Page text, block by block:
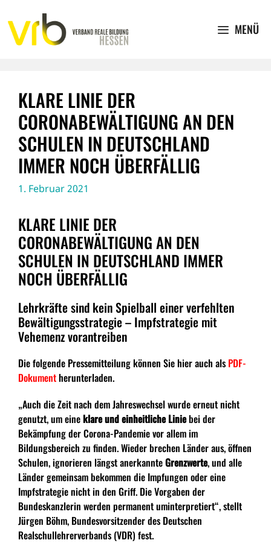
Inhalt
springen
MENÜ
KLARE LINIE DER
CORONABEWÄLTIGUNG AN DEN
SCHULEN IN DEUTSCHLAND
IMMER NOCH ÜBERFÄLLIG
1. Februar 2021
KLARE LINIE DER
CORONABEWÄLTIGUNG AN DEN
SCHULEN IN DEUTSCHLAND IMMER
NOCH ÜBERFÄLLIG
Lehrkräfte sind kein Spielball einer verfehlten
Bewältigungsstrategie – Impfstrategie mit
Vehemenz vorantreiben
Die folgende Pressemitteilung können Sie hier auch als PDF-
Dokumentherunterladen.
„Auch die Zeit nach dem Jahreswechsel wurde erneut nicht
genutzt, um eineklare und einheitliche Liniebei der
Bekämpfung der Corona-Pandemie vor allem im
Bildungsbereich zu finden. Wieder brechen Länder aus, öffnen
Schulen, ignorieren längst anerkannteGrenzwerte, und alle
Länder gemeinsam bekommen die Impfungen oder eine
Impfstrategie nicht in den Griff. Die Vorgaben der
Bundeskanzlerin werden permanent uminterpretiert“, stellt
Jürgen Böhm, Bundesvorsitzender des Deutschen
Realschullehrerverbands (VDR) fest.